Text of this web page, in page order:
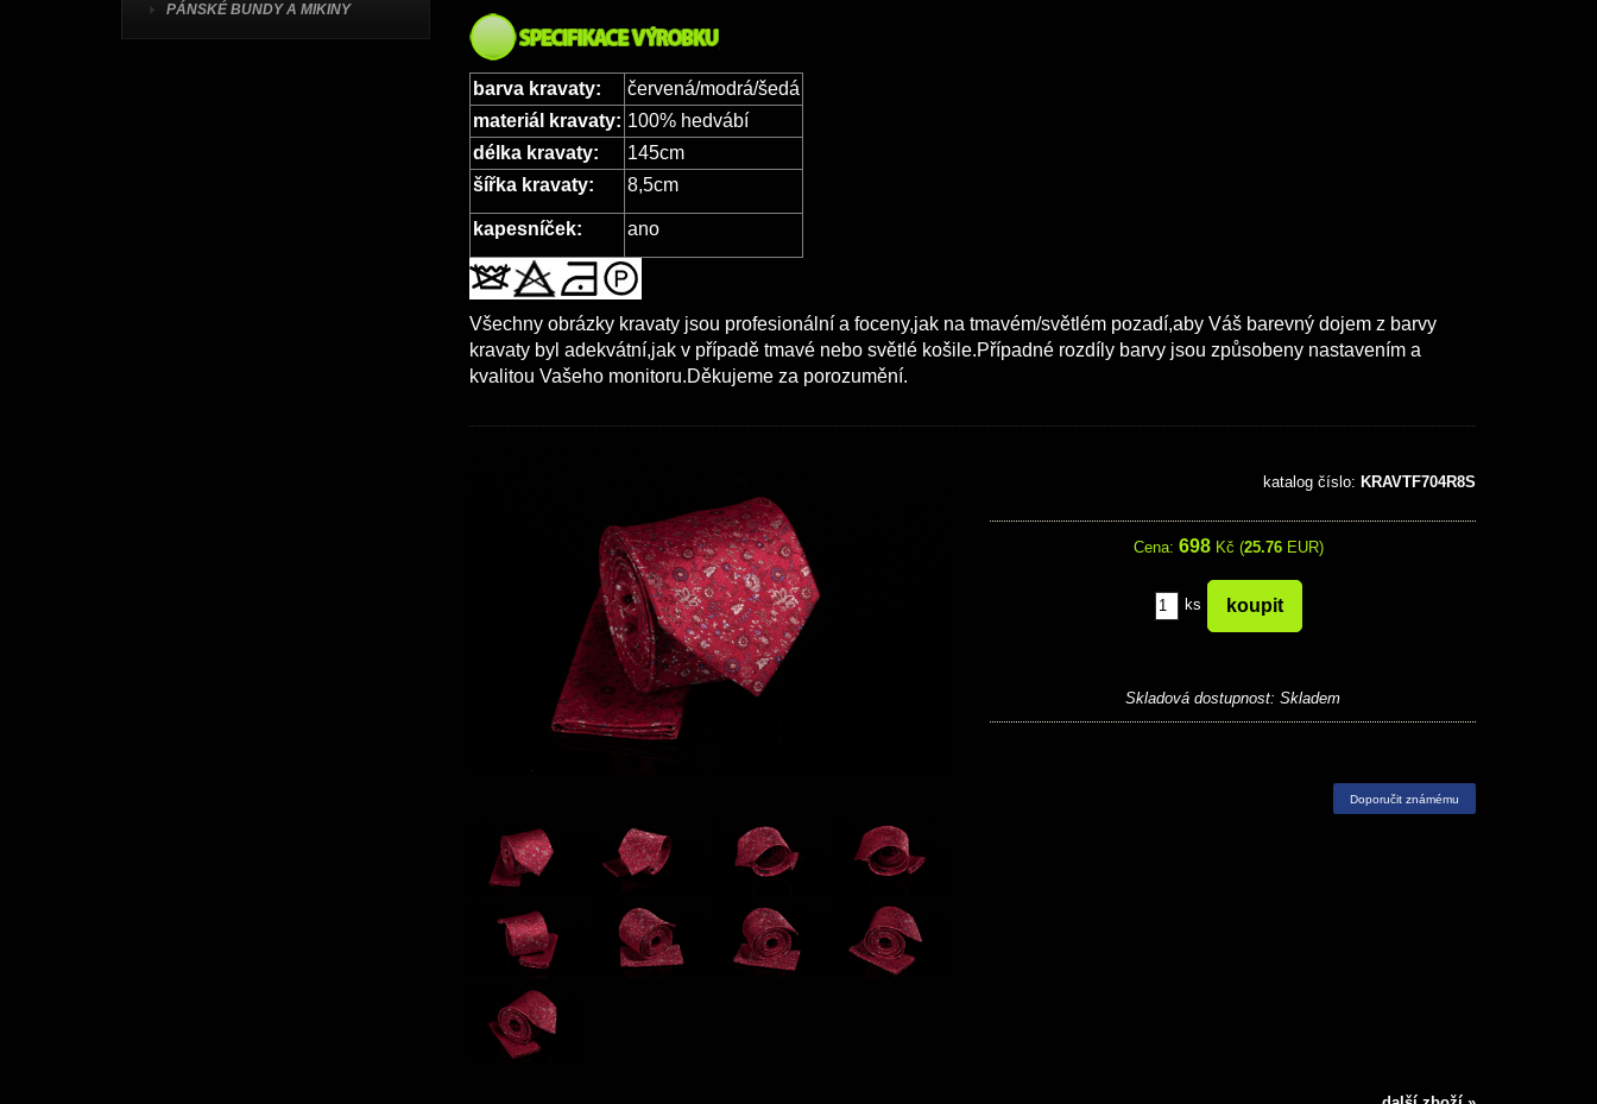
PÁNSKÉ BUNDY A MIKINY
barva kravaty:
červená/modrá/šedá
materiál kravaty: 100% hedvábí
délka kravaty:
145cm
šířka kravaty:
8,5cm
kapesníček: ano
Všechny obrázky kravaty jsou profesionální a foceny,jak na tmavém/světlém pozadí,aby Váš barevný dojem z barvy
kravaty byl adekvátní,jak v případě tmavé nebo světlé košile.Případné rozdíly barvy jsou způsobeny nastavením a
kvalitou Vašeho monitoru.Děkujeme za porozumění.
katalog číslo: KRAVTF704R8S
Cena: 698 Kč (25.76EUR)
ks
Skladová dostupnost:Skladem
Doporučit známému